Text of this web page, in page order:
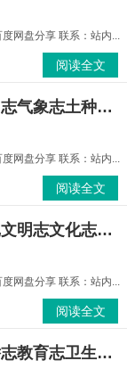
网盘分享 联系：站内...
阅读全文
兰州市志：兰州文史资料教育志戏曲志气象志土种志文物志自然地理志方言志林业志等PDF电子版下载
网盘分享 联系：站内...
阅读全文
山亭区志：山亭文史资料党史大事记文明志文化志山亭区情组织史资料等地方志PDF电子版下载
网盘分享 联系：站内...
阅读全文
文成县志：文成文史资料乡土志华侨志教育志卫生志交通志地名志土地志等地方志PDF电子版下载